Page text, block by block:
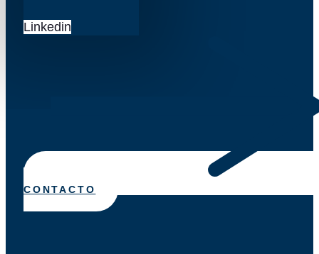
Linkedin
CONTACTO